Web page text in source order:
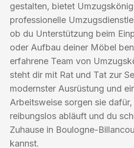
gestalten, bietet
professionelle
ob du Unterstützung beim
oder Aufbau deiner Möbel
erfahrene Team von
steht dir mit Rat und Tat zur
modernster Ausrüstung und
Arbeitsweise sorgen sie
reibungslos abläuft und du
Zuhause in Boulogne-
kannst.